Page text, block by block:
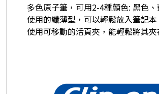
多色原子筆，可用2-4種顏色: 黑色
使用的纖薄型，可以輕鬆放入筆記
使用可移動的活頁夾，能輕鬆將其